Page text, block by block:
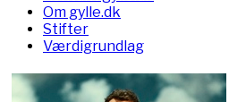
Om gylle.dk
Stifter
Værdigrundlag